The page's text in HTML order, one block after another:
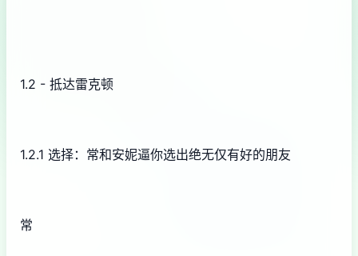
1.2 - 抵达雷克顿
1.2.1 选择：常和安妮逼你选出绝无仅有好的朋友
常